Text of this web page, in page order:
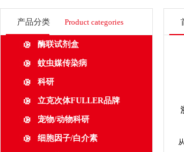
产品分类 Product categories
酶联试剂盒
蚊虫媒传染病
科研
立克次体FULLER品牌
宠物/动物科研
细胞因子/白介素
浙